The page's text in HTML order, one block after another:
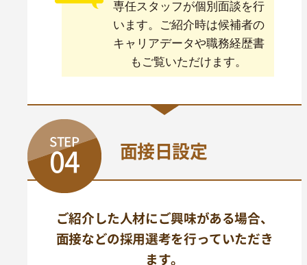
専任スタッフが個別面談を行
います。ご紹介時は候補者の
キャリアデータや職務経歴書
もご覧いただけます。
STEP
04 面接日設定
ご紹介した人材にご興味がある場合、
面接などの採用選考を行っていただき
ます。